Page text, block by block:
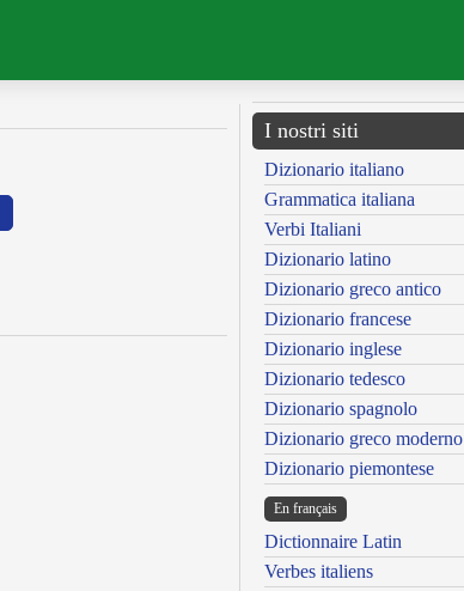
I nostri siti
Dizionario italiano
Grammatica italiana
Verbi Italiani
Dizionario latino
Dizionario greco antico
Dizionario francese
Dizionario inglese
Dizionario tedesco
Dizionario spagnolo
Dizionario greco moderno
Dizionario piemontese
En français
Dictionnaire Latin
Verbes italiens